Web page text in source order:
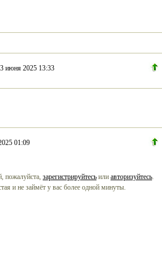
июня 2025 13:33
01:09
пожалуйста, зарегистрируйтесь или авторизуйтесь
и не займёт у вас более одной минуты.